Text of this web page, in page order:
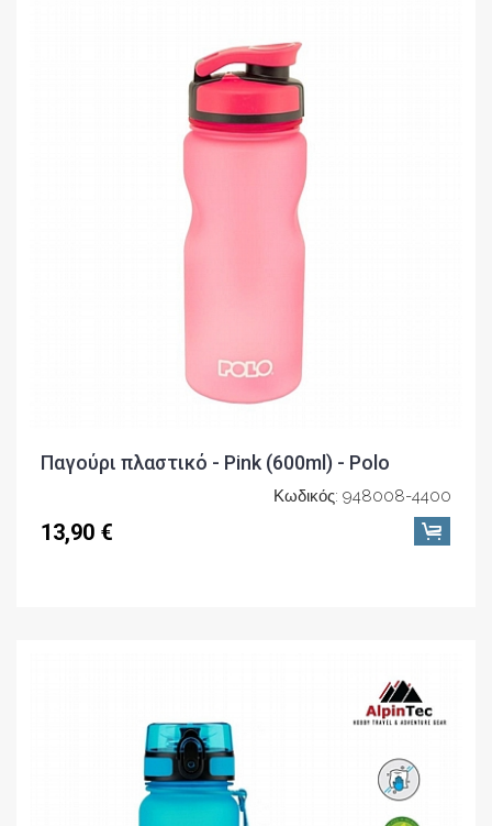
Παγούρι πλαστικό - Pink (600ml) - Polo
Κωδικός: 948008-4400
13,90 €